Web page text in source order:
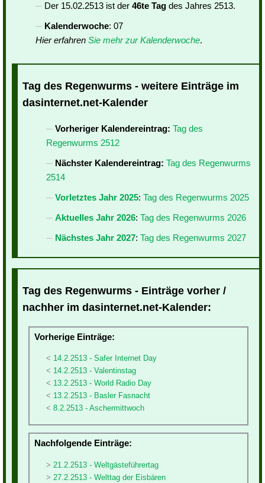
Der 15.02.2513 ist der 46te Tag des Jahres 2513.
Kalenderwoche: 07
Hier erfahren Sie mehr zur Kalenderwoche.
Tag des Regenwurms - weitere Einträge im
dasinternet.net-Kalender
Vorheriger Kalendereintrag: Tag des
Regenwurms 2512
Nächster Kalendereintrag: Tag des Regenwurms
2514
Vorletztes Jahr 2025: Tag des Regenwurms 2025
Aktuelles Jahr 2026: Tag des Regenwurms 2026
Nächstes Jahr 2027: Tag des Regenwurms 2027
Tag des Regenwurms - Einträge vorher /
nachher im dasinternet.net-Kalender:
Vorherige Einträge:
14.2.2513 - Safer Internet Day
14.2.2513 - Valentinstag
13.2.2513 - World Radio Day
13.2.2513 - Basler Fasnacht
8.2.2513 - Aschermittwoch
Nachfolgende Einträge:
21.2.2513 - Weltgästeführertag
27.2.2513 - Welttag der Eisbären